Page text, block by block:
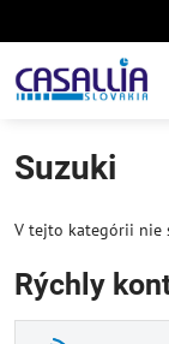
Suzuki
V tejto kategórii nie
Rýchly